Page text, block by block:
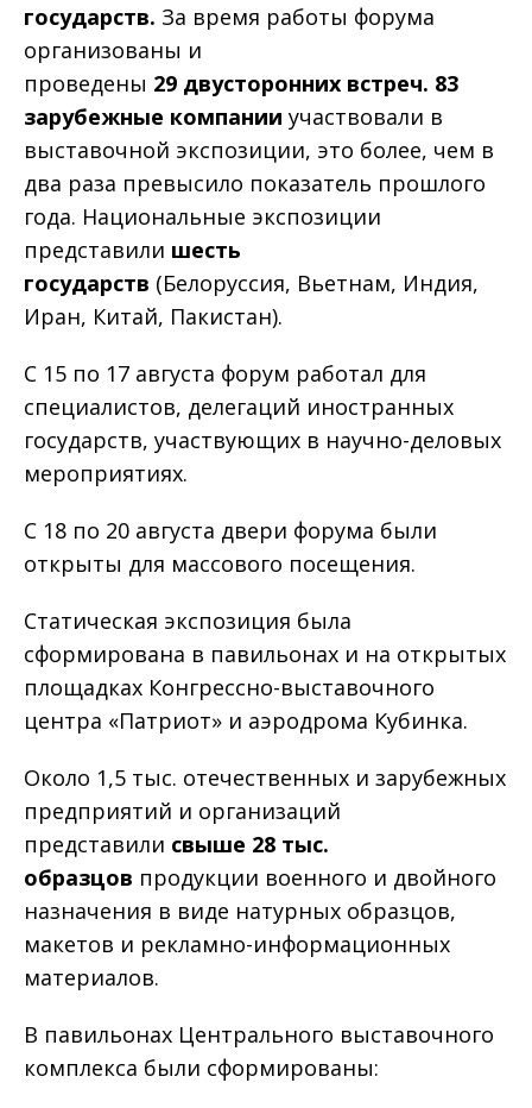
государств. За время работы форума
организованы и
проведены 29 двусторонних встреч. 83
зарубежные компании участвовали в
выставочной экспозиции, это более, чем в
два раза превысило показатель прошлого
года. Национальные экспозиции
представили шесть
государств (Белоруссия, Вьетнам, Индия,
Иран, Китай, Пакистан).
С 15 по 17 августа форум работал для
специалистов, делегаций иностранных
государств, участвующих в научно-деловых
мероприятиях.
С 18 по 20 августа двери форума были
открыты для массового посещения.
Статическая экспозиция была
сформирована в павильонах и на открытых
площадках Конгрессно-выставочного
центра «Патриот» и аэродрома Кубинка.
Около 1,5 тыс. отечественных и зарубежных
предприятий и организаций
представили свыше 28 тыс.
образцов продукции военного и двойного
назначения в виде натурных образцов,
макетов и рекламно-информационных
материалов.
В павильонах Центрального выставочного
комплекса были сформированы: